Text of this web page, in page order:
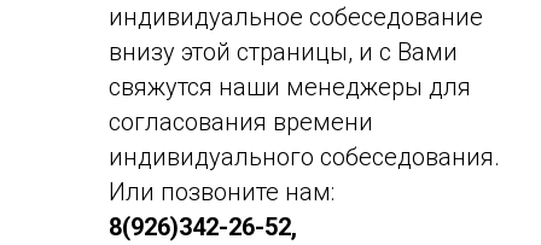
индивидуальное собеседование
внизу этой страницы, и с Вами
свяжутся наши менеджеры для
согласования времени
индивидуального собеседования.
Или позвоните нам:
8(926)342-26-52,